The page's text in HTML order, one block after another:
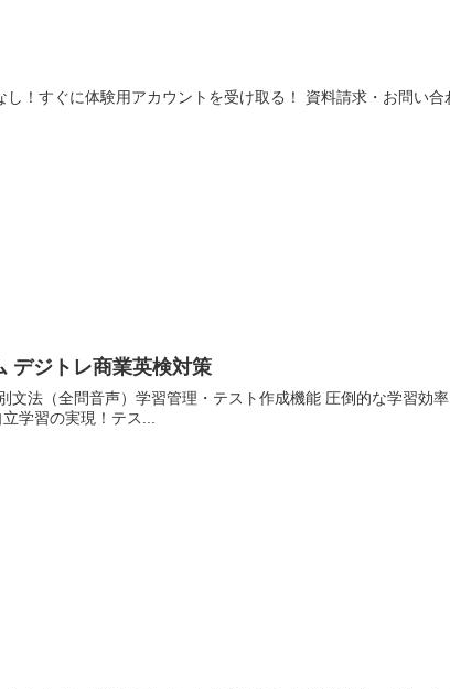
！すぐに体験用アカウントを受け取る！ 資料請求・お問い合
デジトレ商業英検対策
文法（全問音声）学習管理・テスト作成機能 圧倒的な学習効
学習の実現！テス...